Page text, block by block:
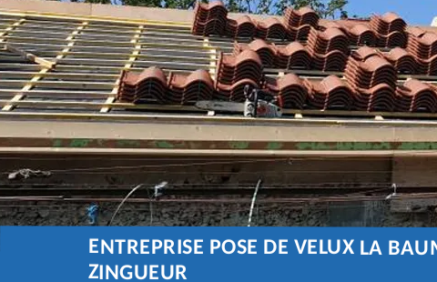
ENTREPRISE POSE DE VELUX LA
ZINGUEUR